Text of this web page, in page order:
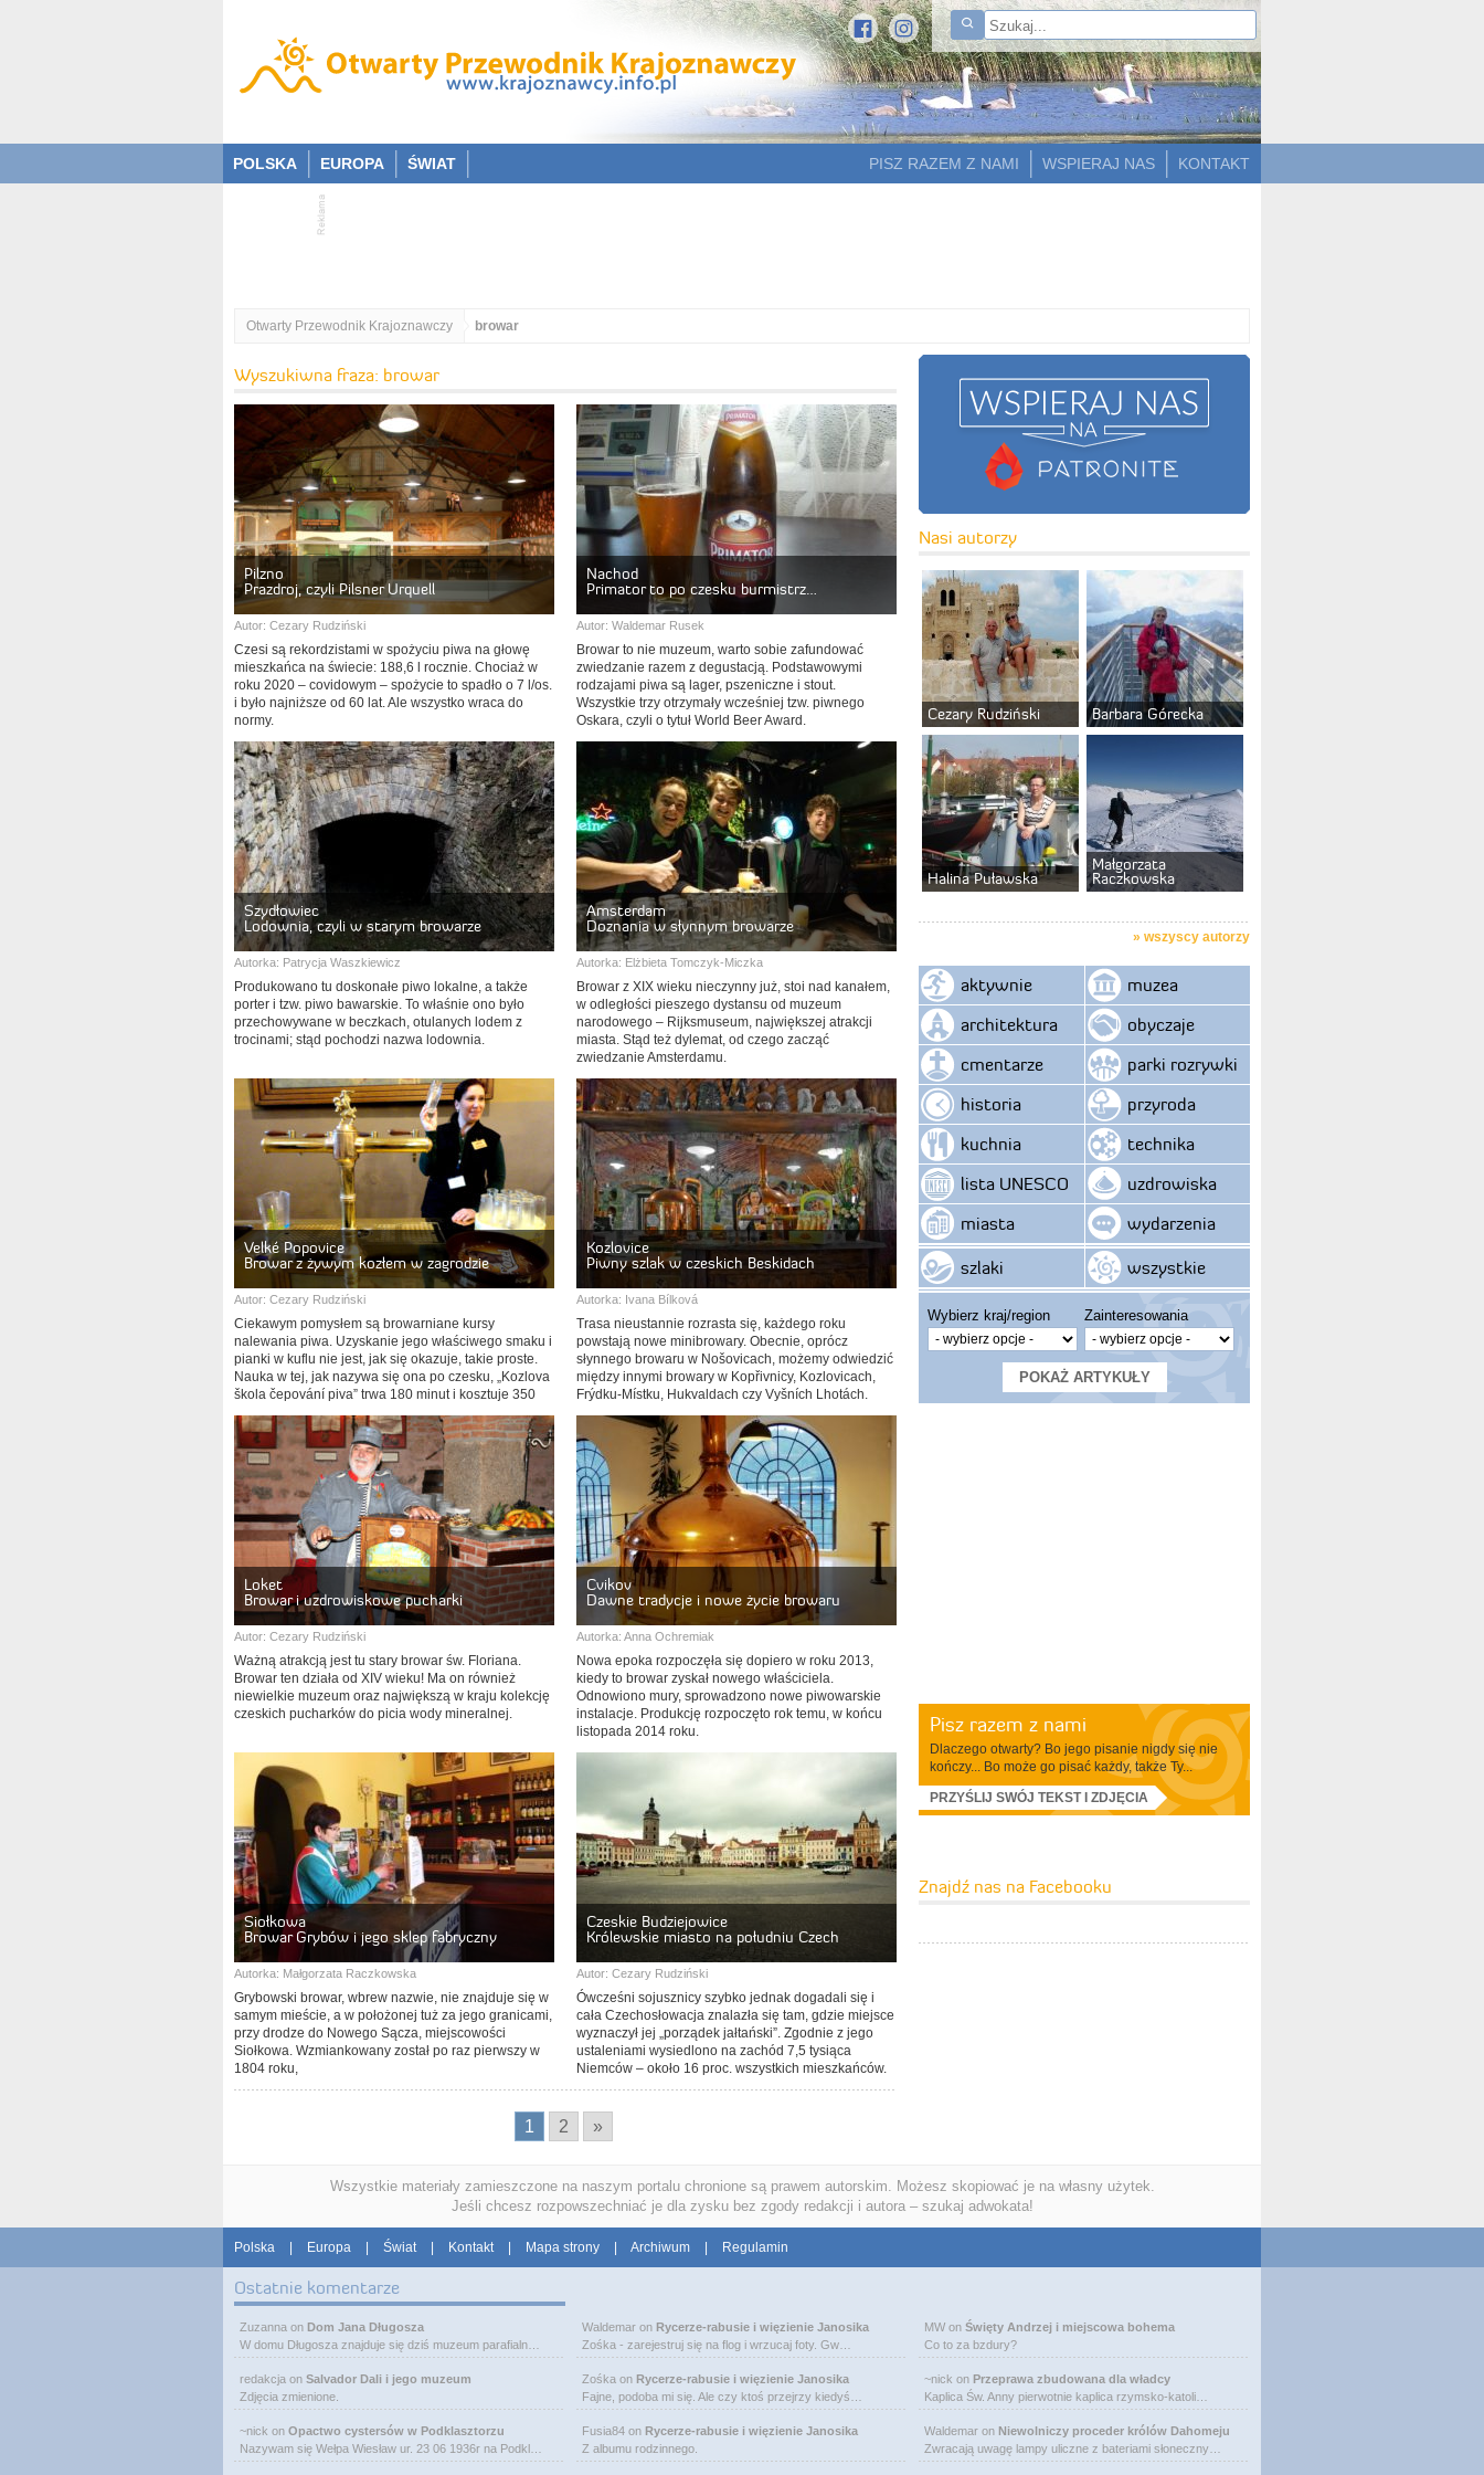
POLSKA EUROPA ŚWIAT KONTAKT
WSPIERAJ NAS
PISZ RAZEM Z NAMI
Otwarty Przewodnik Krajoznawczy browar
Wyszukiwna fraza: browar
Pilzno
Prazdroj, czyli Pilsner Urquell
Autor: Cezary Rudziński
Czesi są rekordzistami w spożyciu piwa na głowę
mieszkańca na świecie: 188,6 l rocznie. Chociaż w
roku 2020 – covidowym – spożycie to spadło o 7 l/os.
i było najniższe od 60 lat. Ale wszystko wraca do
normy.
Nachod
Primator to po czesku burmistrz…
Autor: Waldemar Rusek
Browar to nie muzeum, warto sobie zafundować
zwiedzanie razem z degustacją. Podstawowymi
rodzajami piwa są lager, pszeniczne i stout.
Wszystkie trzy otrzymały wcześniej tzw. piwnego
Oskara, czyli o tytuł World Beer Award.
Szydłowiec
Lodownia, czyli w starym browarze
Autorka: Patrycja Waszkiewicz
Produkowano tu doskonałe piwo lokalne, a także
porter i tzw. piwo bawarskie. To właśnie ono było
przechowywane w beczkach, otulanych lodem z
trocinami; stąd pochodzi nazwa lodownia.
Amsterdam
Doznania w słynnym browarze
Autorka: Elżbieta Tomczyk-Miczka
Browar z XIX wieku nieczynny już, stoi nad kanałem,
w odległości pieszego dystansu od muzeum
narodowego – Rijksmuseum, największej atrakcji
miasta. Stąd też dylemat, od czego zacząć
zwiedzanie Amsterdamu.
Velké Popovice
Browar z żywym kozłem w zagrodzie
Autor: Cezary Rudziński
Ciekawym pomysłem są browarniane kursy
nalewania piwa. Uzyskanie jego właściwego smaku i
pianki w kuflu nie jest, jak się okazuje, takie proste.
Nauka w tej, jak nazywa się ona po czesku, „Kozlova
škola čepování piva” trwa 180 minut i kosztuje 350
koron (około 60 zł) od osoby.
Kozlovice
Piwny szlak w czeskich Beskidach
Autorka: Ivana Bílková
Trasa nieustannie rozrasta się, każdego roku
powstają nowe minibrowary. Obecnie, oprócz
słynnego browaru w Nošovicach, możemy odwiedzić
między innymi browary w Kopřivnicy, Kozlovicach,
Frýdku-Místku, Hukvaldach czy Vyšních Lhotách.
Loket
Browar i uzdrowiskowe pucharki
Autor: Cezary Rudziński
Ważną atrakcją jest tu stary browar św. Floriana.
Browar ten działa od XIV wieku! Ma on również
niewielkie muzeum oraz największą w kraju kolekcję
czeskich pucharków do picia wody mineralnej.
Cvikov
Dawne tradycje i nowe życie browaru
Autorka: Anna Ochremiak
Nowa epoka rozpoczęła się dopiero w roku 2013,
kiedy to browar zyskał nowego właściciela.
Odnowiono mury, sprowadzono nowe piwowarskie
instalacje. Produkcję rozpoczęto rok temu, w końcu
listopada 2014 roku.
Siołkowa
Browar Grybów i jego sklep fabryczny
Autorka: Małgorzata Raczkowska
Grybowski browar, wbrew nazwie, nie znajduje się w
samym mieście, a w położonej tuż za jego granicami,
przy drodze do Nowego Sącza, miejscowości
Siołkowa. Wzmiankowany został po raz pierwszy w
1804 roku,
Czeskie Budziejowice
Królewskie miasto na południu Czech
Autor: Cezary Rudziński
Ówcześni sojusznicy szybko jednak dogadali się i
cała Czechosłowacja znalazła się tam, gdzie miejsce
wyznaczył jej „porządek jałtański”. Zgodnie z jego
ustaleniami wysiedlono na zachód 7,5 tysiąca
Niemców – około 16 proc. wszystkich mieszkańców.
1 2 »
Nasi autorzy
Cezary Rudziński Barbara Górecka
Halina Puławska
Małgorzata
Raczkowska
» wszyscy autorzy
aktywnie
architektura
cmentarze
historia
kuchnia
lista UNESCO
miasta
szlaki
muzea
obyczaje
parki rozrywki
przyroda
technika
uzdrowiska
wydarzenia
wszystkie
Wybierz kraj/region Zainteresowania
Pisz razem z nami
Dlaczego otwarty? Bo jego pisanie nigdy się nie
kończy... Bo może go pisać każdy, także Ty...
PRZYŚLIJ SWÓJ TEKST I ZDJĘCIA
Znajdź nas na Facebooku
Wszystkie materiały zamieszczone na naszym portalu chronione są prawem autorskim. Możesz skopiować je na własny użytek.
Jeśli chcesz rozpowszechniać je dla zysku bez zgody redakcji i autora – szukaj adwokata!
Polska Europa Świat Kontakt Mapa strony Archiwum Regulamin
Ostatnie komentarze
Zuzanna on Dom Jana Długosza
W domu Długosza znajduje się dziś muzeum parafialn…
redakcja on Salvador Dali i jego muzeum
Zdjęcia zmienione.
~nick on Opactwo cystersów w Podklasztorzu
Nazywam się Wełpa Wiesław ur. 23 06 1936r na Podkl…
Waldemar on Rycerze-rabusie i więzienie Janosika
Zośka - zarejestruj się na flog i wrzucaj foty. Gw…
Zośka on Rycerze-rabusie i więzienie Janosika
Fajne, podoba mi się. Ale czy ktoś przejrzy kiedyś…
Fusia84 on Rycerze-rabusie i więzienie Janosika
Z albumu rodzinnego.
MW on Święty Andrzej i miejscowa bohema
Co to za bzdury?
~nick on Przeprawa zbudowana dla władcy
Kaplica Św. Anny pierwotnie kaplica rzymsko-katoli…
Waldemar on Niewolniczy proceder królów Dahomeju
Zwracają uwagę lampy uliczne z bateriami słoneczny…